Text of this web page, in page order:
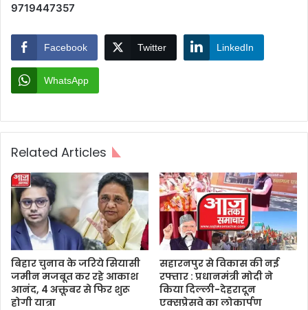
9719447357
Facebook Twitter LinkedIn
WhatsApp
Related Articles
बिहार चुनाव के जरिये सियासी
जमीन मजबूत कर रहे आकाश
आनंद, 4 अक्तूबर से फिर शुरू
होगी यात्रा
सहारनपुर से विकास की नई
रफ्तार : प्रधानमंत्री मोदी ने
किया दिल्ली-देहरादून
एक्सप्रेसवे का लोकार्पण